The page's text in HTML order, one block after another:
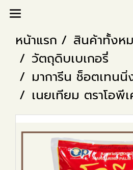
หน้าแรก
สินค้าทั้งห
วัตถุดิบเบเกอรี่
มาการีน ช็อตเทน
เนยเทียม ตราโอพี